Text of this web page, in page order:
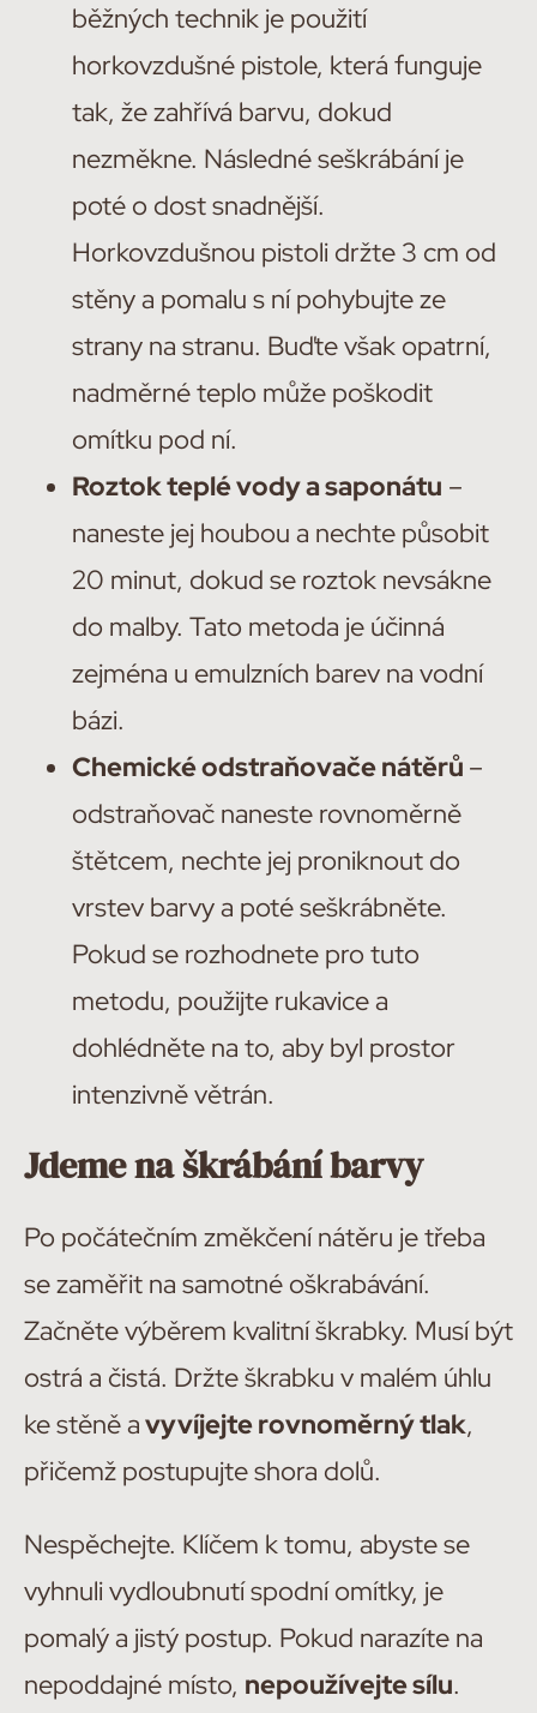
běžných technik je použití
horkovzdušné pistole, která funguje
tak, že zahřívá barvu, dokud
nezměkne. Následné seškrábání je
poté o dost snadnější.
Horkovzdušnou pistoli držte 3 cm od
stěny a pomalu s ní pohybujte ze
strany na stranu. Buďte však opatrní,
nadměrné teplo může poškodit
omítku pod ní.
Roztok teplé vody a saponátu –
naneste jej houbou a nechte působit
20 minut, dokud se roztok nevsákne
do malby. Tato metoda je účinná
zejména u emulzních barev na vodní
bázi.
Chemické odstraňovače nátěrů –
odstraňovač naneste rovnoměrně
štětcem, nechte jej proniknout do
vrstev barvy a poté seškrábněte.
Pokud se rozhodnete pro tuto
metodu, použijte rukavice a
dohlédněte na to, aby byl prostor
intenzivně větrán.
Jdeme na škrábání barvy
Po počátečním změkčení nátěru je třeba
se zaměřit na samotné oškrabávání.
Začněte výběrem kvalitní škrabky. Musí být
ostrá a čistá. Držte škrabku v malém úhlu
ke stěně avyvíjejte rovnoměrný tlak,
přičemž postupujte shora dolů.
Nespěchejte. Klíčem k tomu, abyste se
vyhnuli vydloubnutí spodní omítky, je
pomalý a jistý postup. Pokud narazíte na
nepoddajné místo, nepoužívejte sílu.